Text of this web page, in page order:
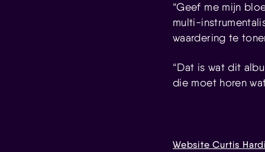
“Geef me mijn
multi-
waardering te
“Dat is wat dit
die moet horen
Website Curtis